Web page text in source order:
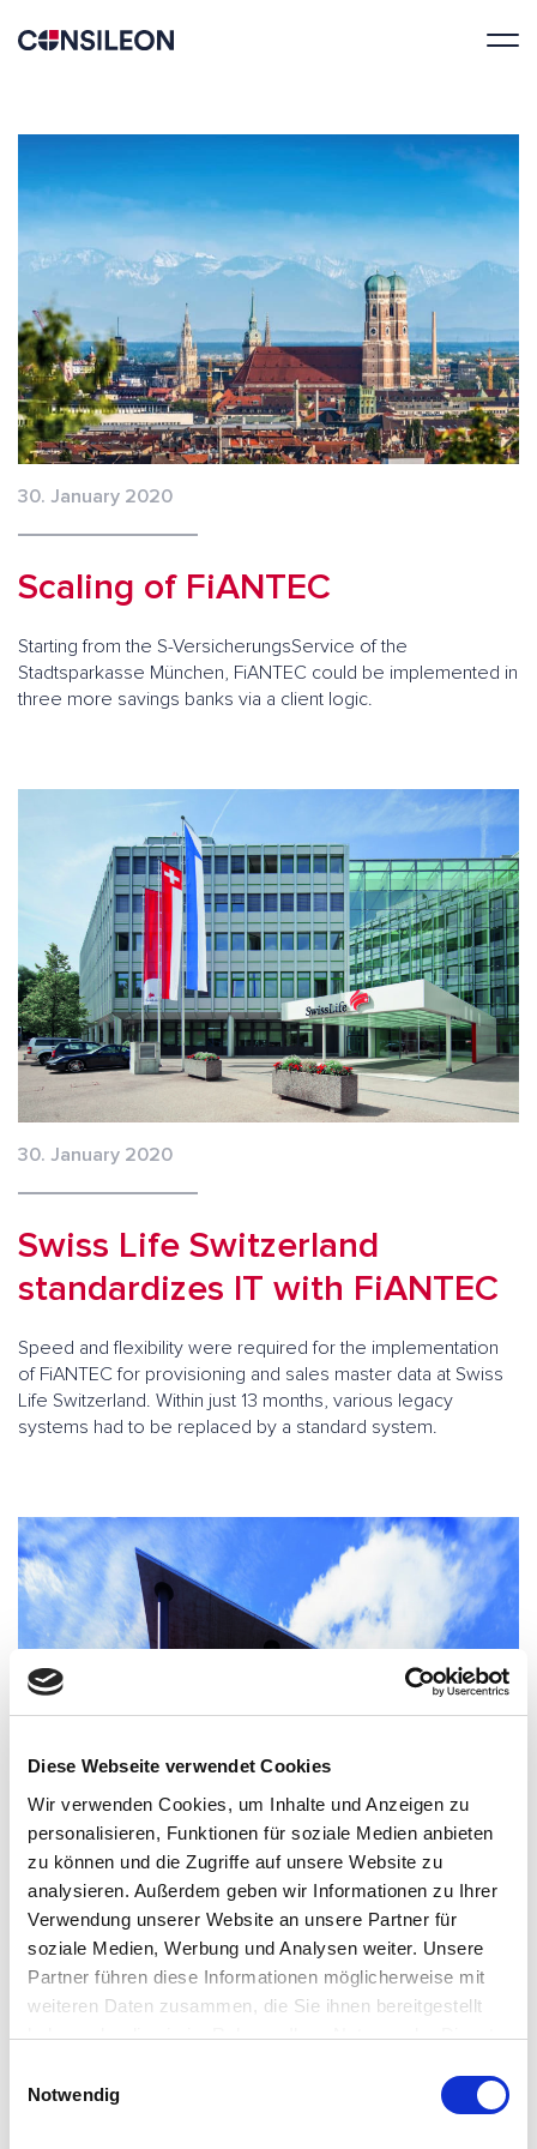
Diese Webseite verwendet Cookies
Wir verwenden Cookies, um Inhalte und Anzeigen zu
personalisieren, Funktionen für soziale Medien anbieten
zu können und die Zugriffe auf unsere Website zu
analysieren. Außerdem geben wir Informationen zu Ihrer
Verwendung unserer Website an unsere Partner für
soziale Medien, Werbung und Analysen weiter. Unsere
Partner führen diese Informationen möglicherweise mit
weiteren Daten zusammen, die Sie ihnen bereitgestellt
haben oder die sie im Rahmen Ihrer Nutzung der Dienste
Notwendig
30. January 2020
Scaling of FiANTEC
Starting from the S-VersicherungsService of the
Stadtsparkasse München, FiANTEC could be implemented in
three more savings banks via a client logic.
30. January 2020
Swiss Life Switzerland
standardizes IT with FiANTEC
Speed and flexibility were required for the implementation
of FiANTEC for provisioning and sales master data at Swiss
Life Switzerland. Within just 13 months, various legacy
systems had to be replaced by a standard system.